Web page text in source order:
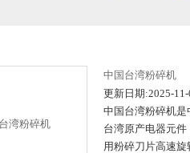
中国台湾粉碎机
更新日期:2025-11-
中国台湾粉碎机
台湾原产电器元
用粉碎刀片高速旋